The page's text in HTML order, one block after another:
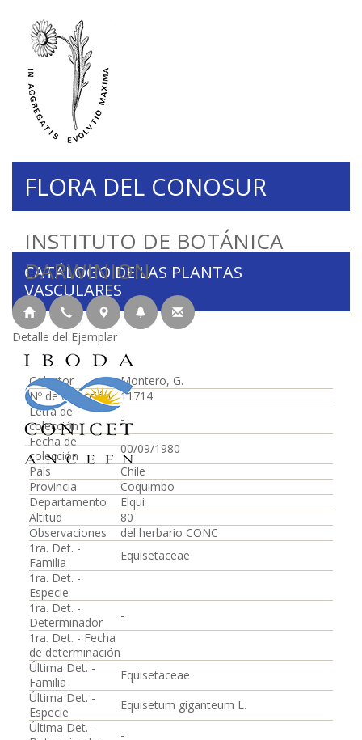
INSTITUTO DE BOTÁNICA
DARWINION
FLORA DEL CONOSUR
CATÁLOGO DE LAS PLANTAS
VASCULARES
Detalle del Ejemplar
Colector
Montero, G.
Nº de colección
11714
Letra de
colección
-
Fecha de
colección
00/09/1980
País
Chile
Provincia
Coquimbo
Departamento
Elqui
Altitud
80
Observaciones
del herbario CONC
1ra. Det. -
Familia
Equisetaceae
1ra. Det. -
Especie
1ra. Det. -
Determinador
-
1ra. Det. - Fecha
de determinación
Última Det. -
Familia
Equisetaceae
Última Det. -
Especie
Equisetum giganteum L.
Última Det. -
-